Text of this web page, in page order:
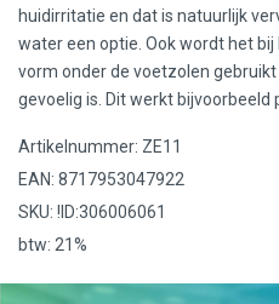
huidirritatie en dat is natuurlijk
water een optie. Ook wordt het
vorm onder de voetzolen
gevoelig is. Dit werkt bijvoorbeeld
Artikelnummer: ZE11
EAN: 8717953047922
SKU: !ID:306006061
btw: 21%